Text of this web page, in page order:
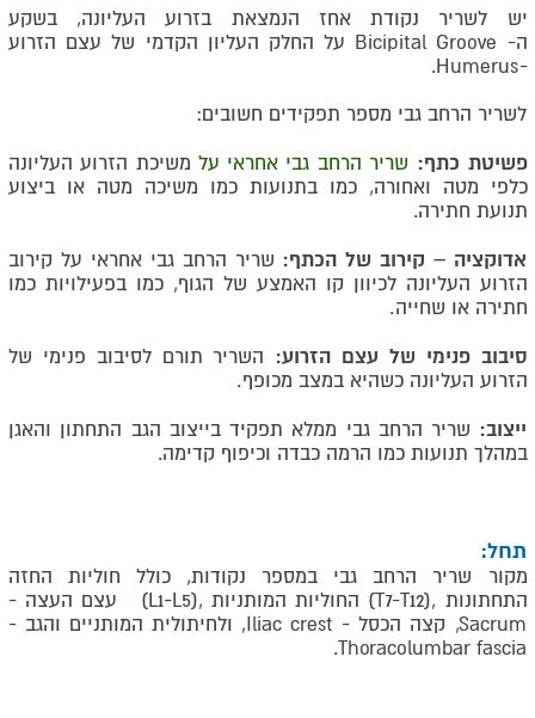
יש לשריר נקודת אחז הנמצאת בזרוע העליונה, בשקע
ה- Bicipital Groove על החלק העליון הקדמי של עצם הזרוע
-
Humerus
.
לשריר הרחב גבי מספר תפקידים חשובים:
פשיטת כתף: שריר הרחב גבי אחראי על משיכת הזרוע העליונה
כלפי מטה ואחורה, כמו בתנועות כמו משיכה מטה או ביצוע
תנועת חתירה.
אדוקציה – קירוב של הכתף: שריר הרחב גבי אחראי על קירוב
הזרוע העליונה לכיוון קו האמצע של הגוף, כמו בפעילויות כמו
חתירה או שחייה.
סיבוב פנימי של עצם הזרוע: השריר תורם לסיבוב פנימי של
הזרוע העליונה כשהיא במצב מכופף.
ייצוב: שריר הרחב גבי ממלא תפקיד בייצוב הגב התחתון והאגן
במהלך תנועות כמו הרמה כבדה וכיפוף קדימה.
תחל:
מקור שריר הרחב גבי במספר נקודות, כולל חוליות החזה
התחתונות (T7-T12), החוליות המותניות(L1-L5),
עצם העצה -
Sacrum, קצה הכסל - Iliac crest, ולחיתולית המותניים והגב -
Thoracolumbar fascia
.